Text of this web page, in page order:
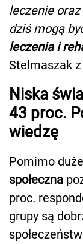
leczenie
dziś mogą
leczenia i
Stelmaszak
Niska
43 proc.
wiedzę
Pomimo
społeczna
proc.
grupy są